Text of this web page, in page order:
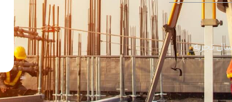
سال تجربه